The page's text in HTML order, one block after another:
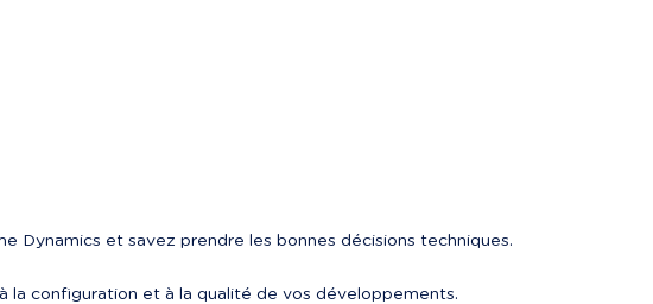
Dynamics et savez prendre les bonnes décisions techniques.
la configuration et à la qualité de vos développements.